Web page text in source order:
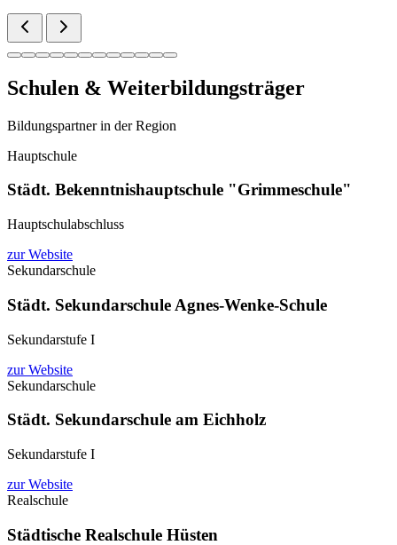
Schulen & Weiterbildungsträger
Bildungspartner in der Region
Hauptschule
Städt. Bekenntnishauptschule "Grimmeschule"
Hauptschulabschluss
zur Website
Sekundarschule
Städt. Sekundarschule Agnes-Wenke-Schule
Sekundarstufe I
zur Website
Sekundarschule
Städt. Sekundarschule am Eichholz
Sekundarstufe I
zur Website
Realschule
Städtische Realschule Hüsten